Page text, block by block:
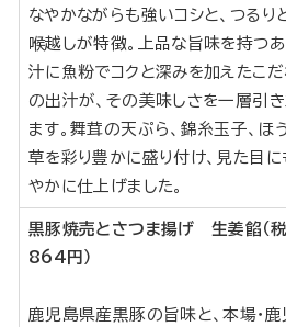
なやかながらも強いコシと、つるり
喉越しが特徴。上品な旨味を持つ
汁に魚粉でコクと深みを加えたこだ
の出汁が、その美味しさを一層引
ます。舞茸の天ぷら、錦糸玉子、ほ
草を彩り豊かに盛り付け、見た目に
やかに仕上げました。
黒豚焼売とさつま揚げ 生姜餡（
864円）
鹿児島県産黒豚の旨味と、本場・鹿